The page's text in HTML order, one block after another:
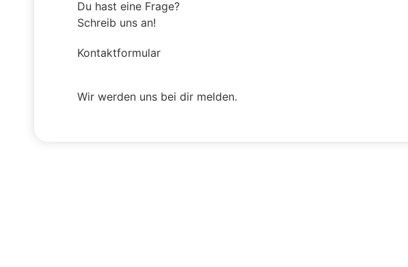
Du hast eine Frage?
Schreib uns an!
Kontaktformular
Wir werden uns bei dir melden.